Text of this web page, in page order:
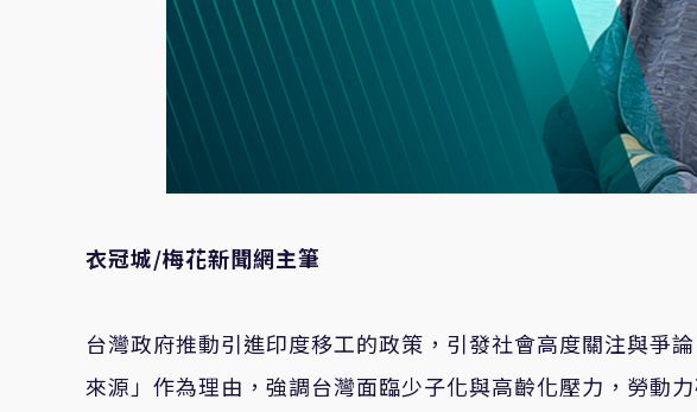
衣冠城/梅花新聞網主筆
台灣政府推動引進印度移工的政策，引發社會高度關注與爭
來源」作為理由，強調台灣面臨少子化與高齡化壓力，勞動